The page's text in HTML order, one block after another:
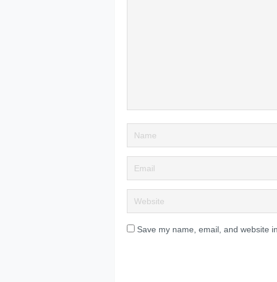
Save my name, email, and website